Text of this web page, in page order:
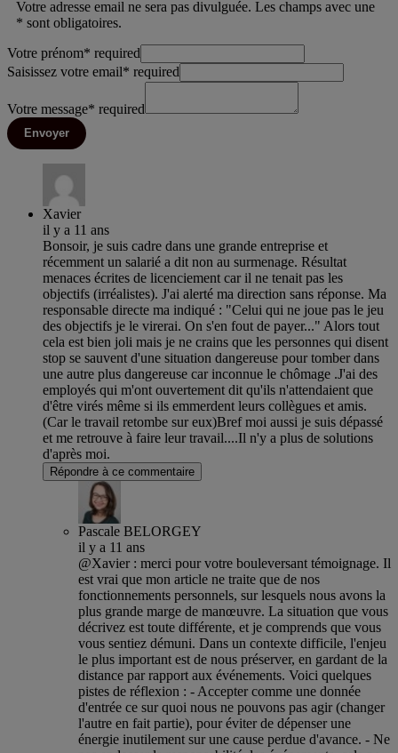
Votre adresse email ne sera pas divulguée. Les champs avec une
* sont obligatoires.
Votre prénom* required
Saisissez votre email* required
Votre message* required
Envoyer
Xavier
il y a 11 ans
Bonsoir, je suis cadre dans une grande entreprise et
récemment un salarié a dit non au surmenage. Résultat
menaces écrites de licenciement car il ne tenait pas les
objectifs (irréalistes). J'ai alerté ma direction sans réponse. Ma
responsable directe ma indiqué : "Celui qui ne joue pas le jeu
des objectifs je le virerai. On s'en fout de payer..." Alors tout
cela est bien joli mais je ne crains que les personnes qui disent
stop se sauvent d'une situation dangereuse pour tomber dans
une autre plus dangereuse car inconnue le chômage .J'ai des
employés qui m'ont ouvertement dit qu'ils n'attendaient que
d'être virés même si ils emmerdent leurs collègues et amis.
(Car le travail retombe sur eux)Bref moi aussi je suis dépassé
et me retrouve à faire leur travail....Il n'y a plus de solutions
d'après moi.
Répondre à ce commentaire
Pascale BELORGEY
il y a 11 ans
@Xavier : merci pour votre bouleversant témoignage. Il
est vrai que mon article ne traite que de nos
fonctionnements personnels, sur lesquels nous avons la
plus grande marge de manœuvre. La situation que vous
décrivez est toute différente, et je comprends que vous
vous sentiez démuni. Dans un contexte difficile, l'enjeu
le plus important est de nous préserver, en gardant de la
distance par rapport aux événements. Voici quelques
pistes de réflexion : - Accepter comme une donnée
d'entrée ce sur quoi nous ne pouvons pas agir (changer
l'autre en fait partie), pour éviter de dépenser une
énergie inutilement sur une cause perdue d'avance. - Ne